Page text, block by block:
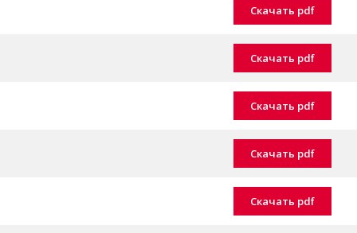
Скачать pdf
Скачать pdf
Скачать pdf
Скачать pdf
Скачать pdf